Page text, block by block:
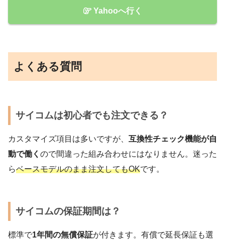
Yahooへ行く
よくある質問
サイコムは初心者でも注文できる？
カスタマイズ項目は多いですが、 互換性チェック機能が自
動で働く ので間違った組み合わせにはなりません。迷った
らベースモデルのまま注文してもOKです。
サイコムの保証期間は？
標準で1年間の無償保証が付きます。有償で延長保証も選